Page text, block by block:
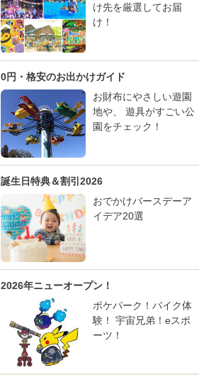
け先を厳選してお届
け！
0円・格安のお出かけガイド
お財布にやさしい遊園
地や、 遊具がすごい公
園をチェック！
誕生日特典＆割引2026
おでかけバースデーア
イデア20選
2026年ニューオープン！
ポケパーク！バイク体
験！ 宇宙兄弟！eスポ
ーツ！